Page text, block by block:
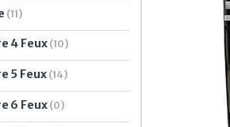
(11)
4 Feux(10)
5 Feux(14)
6 Feux(0)